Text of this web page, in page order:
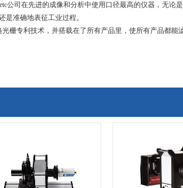
公司在先进的成像和分析中使用口径最高的仪器，无论
是准确地表征工业过程。
光栅专利技术，并搭载在了所有产品里，使所有产品都能